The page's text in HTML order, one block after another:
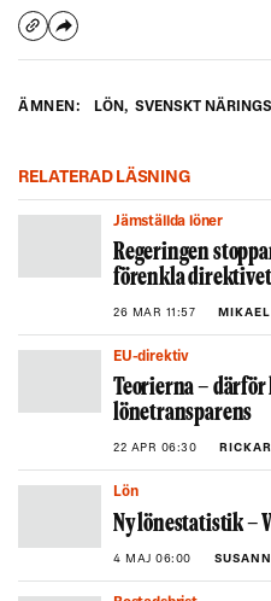
ÄMNEN: LÖN, SVENSKT
RELATERAD LÄSNING
Jämställda löner
Regeringen
förenkla direktivet
26 MAR 11:57
EU-direktiv
Teorierna – därför
lönetransparens
22 APR 06:30
Lön
Ny lönestatistik –
4 MAJ 06:00